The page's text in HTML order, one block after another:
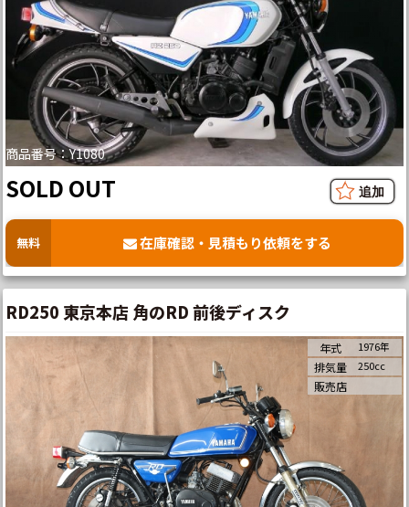
商品番号：Y1080
SOLD OUT
無料 在庫確認・見積もり依頼をする
RD250 東京本店 角のRD 前後ディスク
年式 1976年
排気量 250cc
販売店